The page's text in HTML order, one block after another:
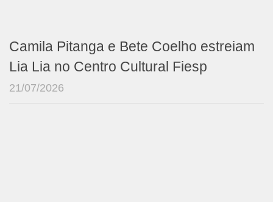
Camila Pitanga e Bete Coelho estreiam
Lia Lia no Centro Cultural Fiesp
21/07/2026